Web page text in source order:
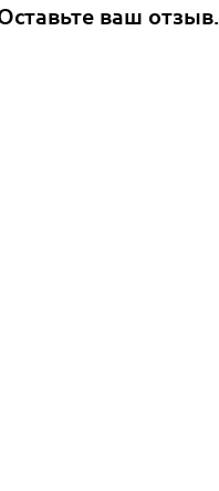
ваш отзыв.